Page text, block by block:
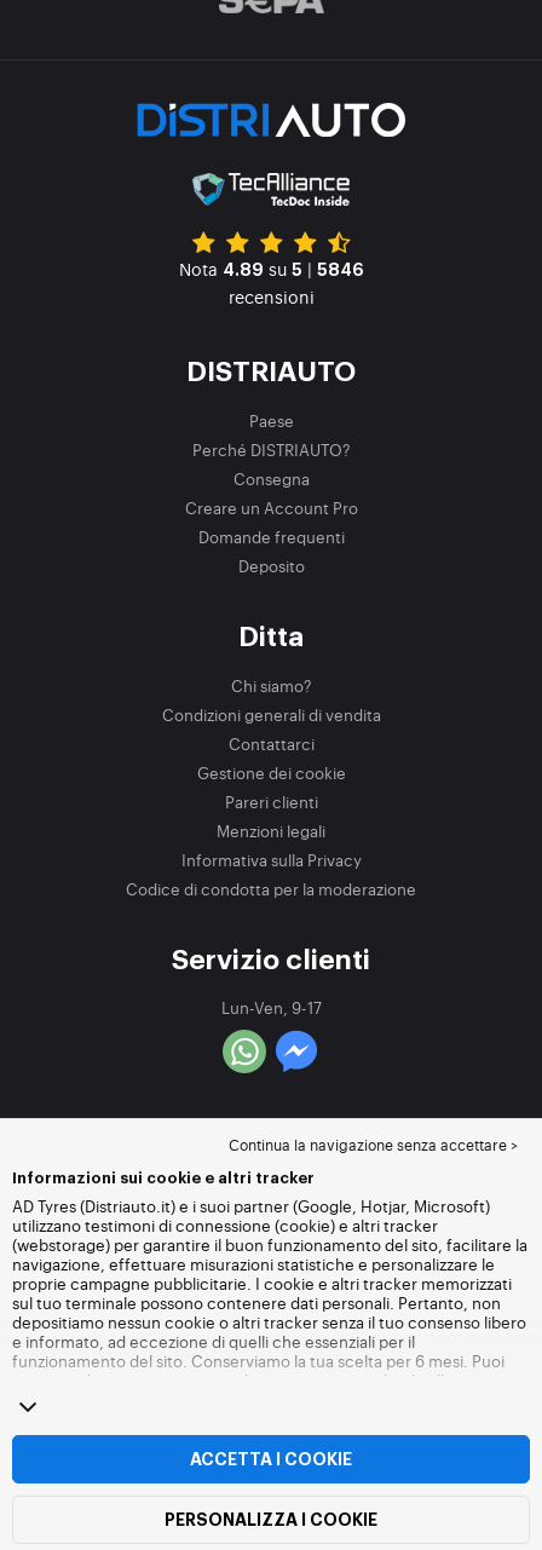
Nota 4.89 su 5 | 5846
recensioni
DISTRIAUTO
Paese
Perché DISTRIAUTO?
Consegna
Creare un Account Pro
Domande frequenti
Deposito
Ditta
Chi siamo?
Condizioni generali di vendita
Contattarci
Gestione dei cookie
Pareri clienti
Menzioni legali
Informativa sulla Privacy
Codice di condotta per la moderazione
Servizio clienti
Lun-Ven, 9-17
Continua la navigazione senza accettare >
Informazioni sui cookie e altri tracker
AD Tyres (Distriauto.it) e i suoi partner (Google, Hotjar, Microsoft)
utilizzano testimoni di connessione (cookie) e altri tracker
(webstorage) per garantire il buon funzionamento del sito, facilitare la
navigazione, effettuare misurazioni statistiche e personalizzare le
proprie campagne pubblicitarie. I cookie e altri tracker memorizzati
sul tuo terminale possono contenere dati personali. Pertanto, non
depositiamo nessun cookie o altri tracker senza il tuo consenso libero
e informato, ad eccezione di quelli che essenziali per il
funzionamento del sito. Conserviamo la tua scelta per 6 mesi. Puoi
revocare il tuo consenso in qualsiasi momento andando alla
dei cookie e altri tracker
senza accettare il deposito di cookie o altri tracker. Il rifiuto non
impedisce l'accesso ai servizi Distriauto.it. Per maggiori informazioni,
altri tracker .
ACCETTA I COOKIE
PERSONALIZZA I COOKIE